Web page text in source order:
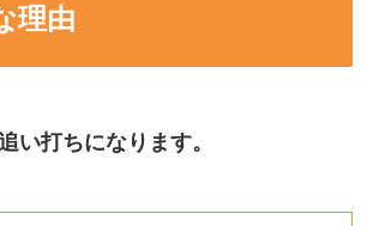
理由
い打ちになります。